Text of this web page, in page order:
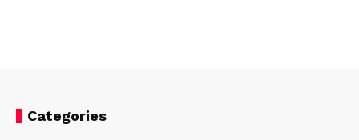
Categories